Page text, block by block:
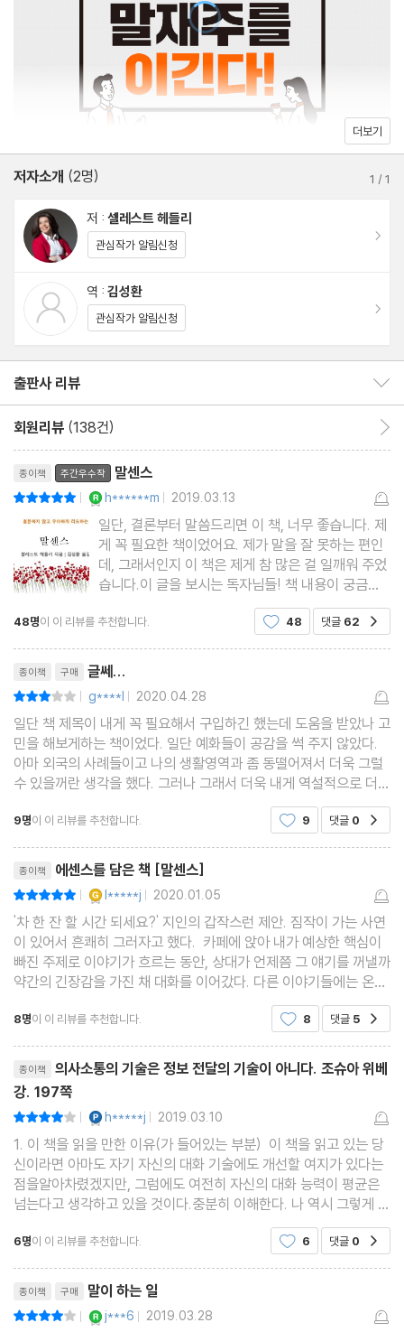
행지는 어디인지, 어떤 영화를 재미있게 봤고, 어떤 가수를 좋아하는
지, 제일 하고 싶은 것은 무엇이며, 가장 하기 싫은 것은 무엇인지.
상대에 대한 호기심의 표출은, 내가 상대를 사랑하고 있다는 가장 큰
<말센스 04> 대충 아는 것을 잘 아는 척하지 않는다
가 보지도 않은 여행지를 가 본 것처럼 말하지 말고, 보지 않은 영화
를 본 것처럼 말하지 말라. 그 아는 척이 상대를 곤경에 빠트릴 수도
있다. 모르는 것은 부끄러운 것이 아니다. 진짜로 부끄러운 것은 모
르는 것을 아는 척하는 것이다.
<말센스 05> 귀가 아닌 마음으로 듣는다
진정한 듣기는 ‘수동적’이 아닌 ‘능동적’이어야 한다. 수동적인 듣기
상대의 입장을 이해하기 위해 듣는 것이다. 상대의 말뿐 아니라 그의
어조와 몸짓도 살펴라. 귀로만 듣지 말고 마음으로 들어라.
<말센스 06> 상대가 보내는 신호에 안테나를 세운다
대화하는 도중에 상대가 하품을 하거나 딴청을 피우는가? 혹은 다
른 주제로 말을 돌리려고 하는가? 그렇다면 상대는 지금 당신의 말
을 지루해하고 있는 것이다. 상대가 수 차례 그런 신호를 보내는데도
자기 하고 싶은 말만 계속하는 것은 상대와의 관계를 끊겠다는 것과
다름없다.
<말센스 07> 잡초 밭에 들어가 배회하지 않는다
대화에서 잡초 밭이란 불필요한 내용을 시시콜콜 떠들어대는 것이
다. 잡초 밭에 빠지게 되면 대화는 중심을 잃고 부질없는 이야기들만
난무하게 된다. 당신이 알고 있는 모든 것에 대해 이야기하려고 하지
마라. 상대는 그 순간 잡초 밭을 태워버리고 싶을 것이다.
<말센스 08> 머릿속의 생각은 그대로 흘려보낸다
으로 계속 생각하는 것이다. 이것은 결국 상대의 말에 내 얘기를 끼
워넣고 싶은 본능이다. 그 본능을 흘려보내라. 그래야 진정한 대화가
가능하다.
<말센스 09> 좋은 말도 되풀이하면 나쁜 말이 된다
상대가 어떤 실수를 하면 우리는 그가 똑같은 실수를 되풀이하지 않
을까 불안하다. 그래서 그 실수에 대해 무의식적으로 반복해서 지적
한다. 하지만 아무리 옳은 말이라도 여러 차례 되풀이하면 반감이 생
기는 역효과만 날 뿐이다. 실수는 지적해야 한다. 단, 딱 한 번만!
<말센스 10> 이 얘기에서 저 얘기로 건너뛰지 않는다
우리는 대화 중에 인터넷의 링크를 누르듯 이리저리 대화의 주제를
바꾼다. 상대의 진지한 말조차 가벼운 뉴스처럼 취급하는 것이다. 이
게 말하는 것이 좋다. 지금은 다른 중요한 일 때문에 대화를 나누기
어렵다고.
더보기
저자소개 (2명) 1 /1
저 : 셀레스트 헤들리
관심작가 알림신청
역 : 김성환
관심작가 알림신청
출판사 리뷰
회원리뷰 (138건)
종이책 주간우수작 말센스
| h******m | 2019.03.13
일단, 결론부터 말씀드리면 이 책, 너무 좋습니다. 제
게 꼭 필요한 책이었어요. 제가 말을 잘 못하는 편인
데, 그래서인지 이 책은 제게 참 많은 걸 일깨워 주었
습니다.이 글을 보시는 독자님들! 책 내용이 궁금하
시죠? 이 책은 제게 기대 이상의 기쁨을 준 책이
라, 어떻게 리뷰를 작성할까 고민하다 리뷰에 봄을
억! 이미지 출처 : Pixaba
48명이 이 리뷰를 추천합니다. 48 댓글 62
종이책 구매 글쎄...
| g****l | 2020.04.28
일단 책 제목이 내게 꼭 필요해서 구입하긴 했는데 도움을 받았나 고
민을 해보게하는 책이었다. 일단 예화들이 공감을 썩 주지 않았다.
아마 외국의 사례들이고 나의 생활영역과 좀 동떨어져서 더욱 그럴
수 있을꺼란 생각을 했다. 그러나 그래서 더욱 내게 역설적으로 더
도움이 될 것 같아서 구입과 동시에 집중하고 읽어갔는데 전혀 집중
이 되지 않았다.공감이 잘 안되는 예화들과 더불
9명이 이 리뷰를 추천합니다. 9 댓글 0
종이책 에센스를 담은 책 [말센스]
| l*****j | 2020.01.05
'차 한 잔 할 시간 되세요?' 지인의 갑작스런 제안. 짐작이 가는 사연
이 있어서 흔쾌히 그러자고 했다. 카페에 앉아 내가 예상한 핵심이
빠진 주제로 이야기가 흐르는 동안, 상대가 언제쯤 그 얘기를 꺼낼까
약간의 긴장감을 가진 채 대화를 이어갔다. 다른 이야기들에는 온전
히 집중을 하지 못했지만 다소 과장되게 상대의 말에 호응 하며 그런
내색을 안하려고 노력했다. 다소 대화가
8명이 이 리뷰를 추천합니다. 8 댓글 5
종이책
의사소통의 기술은 정보 전달의 기술이 아니다. 조슈아 위베
강. 197쪽
| h*****j | 2019.03.10
1. 이 책을 읽을 만한 이유(가 들어있는 부분) 이 책을 읽고 있는 당
신이라면 아마도 자기 자신의 대화 기술에도 개선할 여지가 있다는
점을알아차렸겠지만, 그럼에도 여전히 자신의 대화 능력이 평균은
넘는다고 생각하고 있을 것이다.충분히 이해한다. 나 역시 그렇게 생
각한 적이 있었다. 나 또한 엄청난 실수를 몇 차례 겪고 난뒤에야 대
화와 관련해 도움을 좀 받아야 한다는 사실을
6명이 이 리뷰를 추천합니다. 6 댓글 0
종이책 구매 말이 하는 일
| j***6 | 2019.03.28